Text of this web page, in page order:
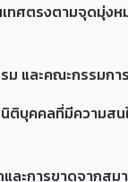
ทศตรงตามจุดมุ่
ณะกรรมการบ
ที่มีความสนใจ
ะการขาดจากสม